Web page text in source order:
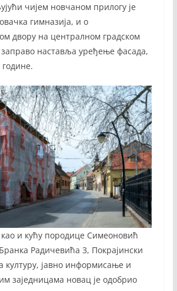
чијем новчаном прилогу је
гимназија, и о
двору на централном градском
заправо наставља уређење фасада,
као и кућу породице Симеоновић
Радичевића 3, Покрајински
културу, јавно информисање и
заједницама новац је одобрио